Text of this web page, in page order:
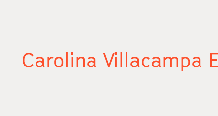
_
Carolina Villacampa